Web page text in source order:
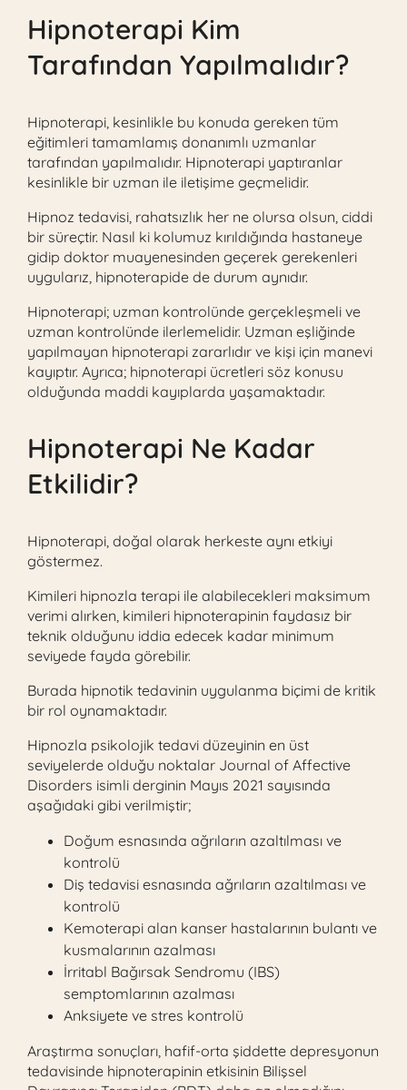
Hipnoterapi Kim
Tarafından Yapılmalıdır?
Hipnoterapi, kesinlikle bu konuda gereken tüm
eğitimleri tamamlamış donanımlı uzmanlar
tarafından yapılmalıdır. Hipnoterapi yaptıranlar
kesinlikle bir uzman ile iletişime geçmelidir.
Hipnoz tedavisi, rahatsızlık her ne olursa olsun, ciddi
bir süreçtir. Nasıl ki kolumuz kırıldığında hastaneye
gidip doktor muayenesinden geçerek gerekenleri
uygularız, hipnoterapide de durum aynıdır.
Hipnoterapi; uzman kontrolünde gerçekleşmeli ve
uzman kontrolünde ilerlemelidir. Uzman eşliğinde
yapılmayan hipnoterapi zararlıdır ve kişi için manevi
kayıptır. Ayrıca; hipnoterapi ücretleri söz konusu
olduğunda maddi kayıplarda yaşamaktadır.
Hipnoterapi Ne Kadar
Etkilidir?
Hipnoterapi, doğal olarak herkeste aynı etkiyi
göstermez.
Kimileri hipnozla terapi ile alabilecekleri maksimum
verimi alırken, kimileri hipnoterapinin faydasız bir
teknik olduğunu iddia edecek kadar minimum
seviyede fayda görebilir.
Burada hipnotik tedavinin uygulanma biçimi de kritik
bir rol oynamaktadır.
Hipnozla psikolojik tedavi düzeyinin en üst
seviyelerde olduğu noktalar Journal of Affective
Disorders isimli derginin Mayıs 2021 sayısında
aşağıdaki gibi verilmiştir;
Doğum esnasında ağrıların azaltılması ve
kontrolü
Diş tedavisi esnasında ağrıların azaltılması ve
kontrolü
Kemoterapi alan kanser hastalarının bulantı ve
kusmalarının azalması
İrritabl Bağırsak Sendromu (IBS)
semptomlarının azalması
Anksiyete ve stres kontrolü
Araştırma sonuçları, hafif-orta şiddette depresyonun
tedavisinde hipnoterapinin etkisinin Bilişsel